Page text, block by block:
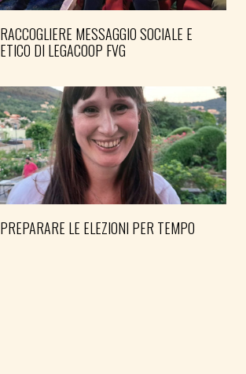
RACCOGLIERE MESSAGGIO SOCIALE E
ETICO DI LEGACOOP FVG
PREPARARE LE ELEZIONI PER TEMPO